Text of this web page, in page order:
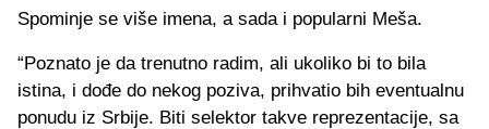
Spominje se više imena, a sada i popularni Meša.
“Poznato je da trenutno radim, ali ukoliko bi to bila
istina, i dođe do nekog poziva, prihvatio bih eventualnu
ponudu iz Srbije. Biti selektor takve reprezentacije, sa